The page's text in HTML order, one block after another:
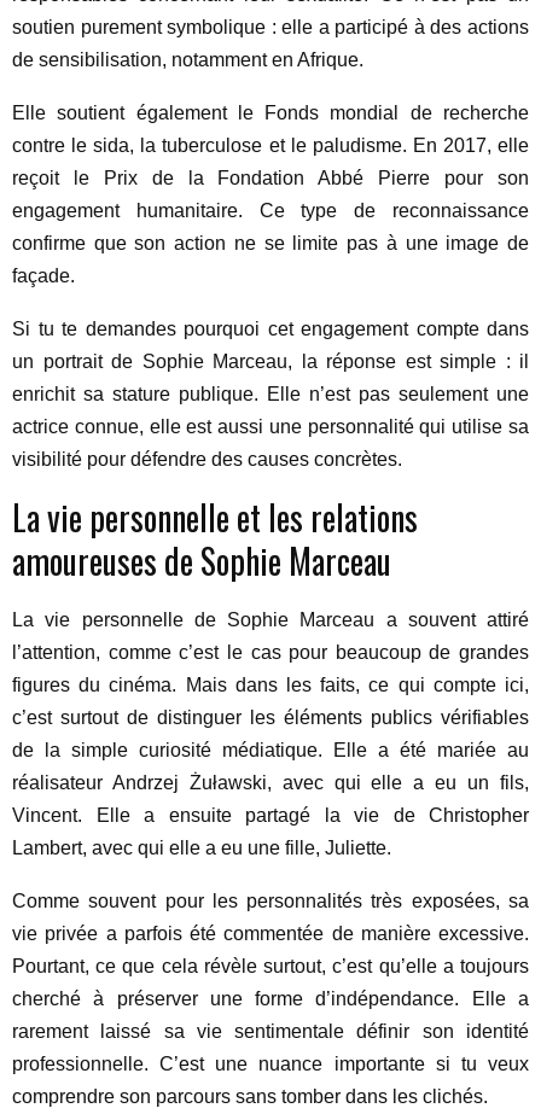
soutien purement symbolique : elle a participé à des actions
de sensibilisation, notamment en Afrique.
Elle soutient également le Fonds mondial de recherche
contre le sida, la tuberculose et le paludisme. En 2017, elle
reçoit le Prix de la Fondation Abbé Pierre pour son
engagement humanitaire. Ce type de reconnaissance
confirme que son action ne se limite pas à une image de
façade.
Si tu te demandes pourquoi cet engagement compte dans
un portrait de Sophie Marceau, la réponse est simple : il
enrichit sa stature publique. Elle n’est pas seulement une
actrice connue, elle est aussi une personnalité qui utilise sa
visibilité pour défendre des causes concrètes.
La vie personnelle et les relations
amoureuses de Sophie Marceau
La vie personnelle de Sophie Marceau a souvent attiré
l’attention, comme c’est le cas pour beaucoup de grandes
figures du cinéma. Mais dans les faits, ce qui compte ici,
c’est surtout de distinguer les éléments publics vérifiables
de la simple curiosité médiatique. Elle a été mariée au
réalisateur Andrzej Żuławski, avec qui elle a eu un fils,
Vincent. Elle a ensuite partagé la vie de Christopher
Lambert, avec qui elle a eu une fille, Juliette.
Comme souvent pour les personnalités très exposées, sa
vie privée a parfois été commentée de manière excessive.
Pourtant, ce que cela révèle surtout, c’est qu’elle a toujours
cherché à préserver une forme d’indépendance. Elle a
rarement laissé sa vie sentimentale définir son identité
professionnelle. C’est une nuance importante si tu veux
comprendre son parcours sans tomber dans les clichés.